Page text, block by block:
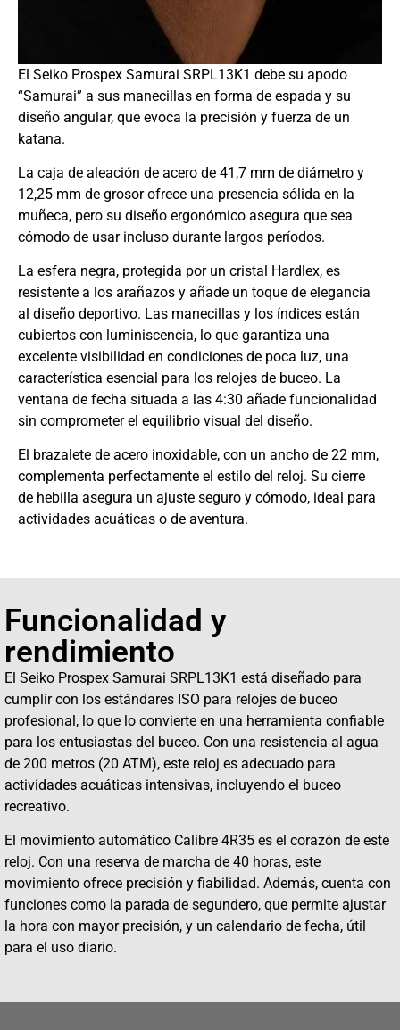
El Seiko Prospex Samurai SRPL13K1 debe su apodo
“Samurai” a sus manecillas en forma de espada y su
diseño angular, que evoca la precisión y fuerza de un
katana.
La caja de aleación de acero de 41,7 mm de diámetro y
12,25 mm de grosor ofrece una presencia sólida en la
muñeca, pero su diseño ergonómico asegura que sea
cómodo de usar incluso durante largos períodos.
La esfera negra, protegida por un cristal Hardlex, es
resistente a los arañazos y añade un toque de elegancia
al diseño deportivo. Las manecillas y los índices están
cubiertos con luminiscencia, lo que garantiza una
excelente visibilidad en condiciones de poca luz, una
característica esencial para los relojes de buceo. La
ventana de fecha situada a las 4:30 añade funcionalidad
sin comprometer el equilibrio visual del diseño.
El brazalete de acero inoxidable, con un ancho de 22 mm,
complementa perfectamente el estilo del reloj. Su cierre
de hebilla asegura un ajuste seguro y cómodo, ideal para
actividades acuáticas o de aventura.
Funcionalidad y
rendimiento
El Seiko Prospex Samurai SRPL13K1 está diseñado para
cumplir con los estándares ISO para relojes de buceo
profesional, lo que lo convierte en una herramienta confiable
para los entusiastas del buceo. Con una resistencia al agua
de 200 metros (20 ATM), este reloj es adecuado para
actividades acuáticas intensivas, incluyendo el buceo
recreativo.
El movimiento automático Calibre 4R35 es el corazón de este
reloj. Con una reserva de marcha de 40 horas, este
movimiento ofrece precisión y fiabilidad. Además, cuenta con
funciones como la parada de segundero, que permite ajustar
la hora con mayor precisión, y un calendario de fecha, útil
para el uso diario.